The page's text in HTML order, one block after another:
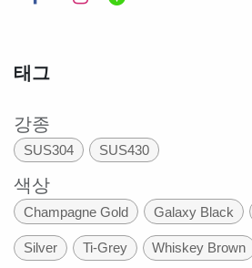
태그
강종
SUS304 SUS430
색상
Champagne Gold Galaxy Black
Silver Ti-Grey Whiskey Brown